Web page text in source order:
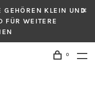
GEHÖREN KLEIN UND
FÜR WEITERE
0